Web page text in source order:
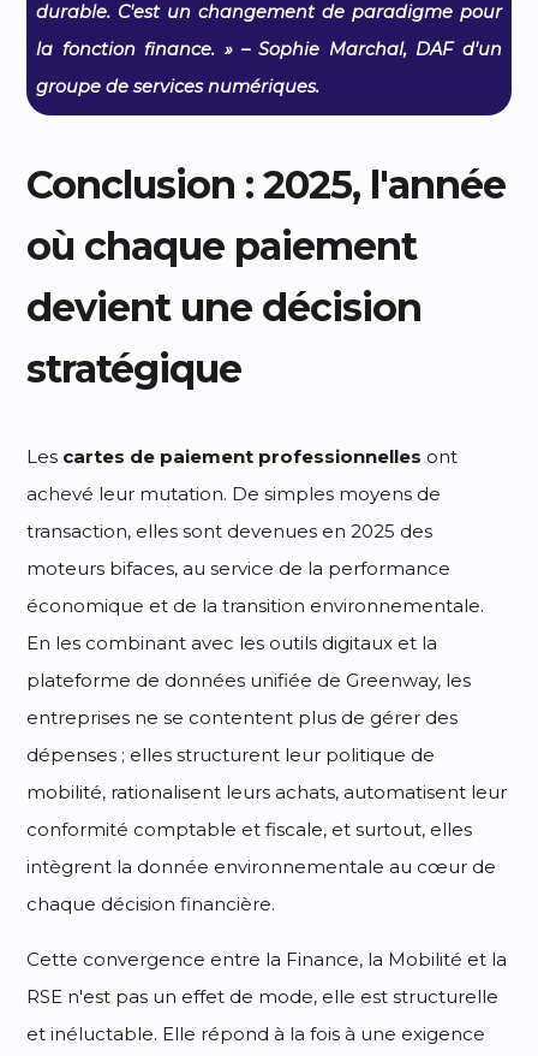
durable. C'est un changement de paradigme pour
la fonction finance. » – Sophie Marchal, DAF d'un
groupe de services numériques.
Conclusion : 2025, l'année
où chaque paiement
devient une décision
stratégique
Les cartes de paiement professionnelles ont
achevé leur mutation. De simples moyens de
transaction, elles sont devenues en 2025 des
moteurs bifaces, au service de la performance
économique et de la transition environnementale.
En les combinant avec les outils digitaux et la
plateforme de données unifiée de Greenway, les
entreprises ne se contentent plus de gérer des
dépenses ; elles structurent leur politique de
mobilité, rationalisent leurs achats, automatisent leur
conformité comptable et fiscale, et surtout, elles
intègrent la donnée environnementale au cœur de
chaque décision financière.
Cette convergence entre la Finance, la Mobilité et la
RSE n'est pas un effet de mode, elle est structurelle
et inéluctable. Elle répond à la fois à une exigence